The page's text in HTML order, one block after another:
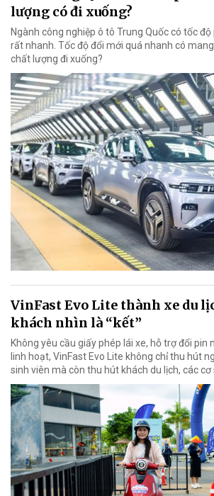
lượng có đi xuống?
Ngành công nghiệp ô tô Trung Quốc có tốc
rất nhanh. Tốc độ đổi mới quá nhanh có
chất lượng đi xuống?
VinFast Evo Lite thành xe du
khách nhìn là “kết”
Không yêu cầu giấy phép lái xe, hỗ trợ đổi pin
linh hoạt, VinFast Evo Lite không chỉ thu hút
sinh viên mà còn thu hút khách du lịch, các cơ